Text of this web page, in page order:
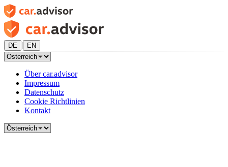
DE | EN
Über car.advisor
Impressum
Datenschutz
Cookie Richtlinien
Kontakt